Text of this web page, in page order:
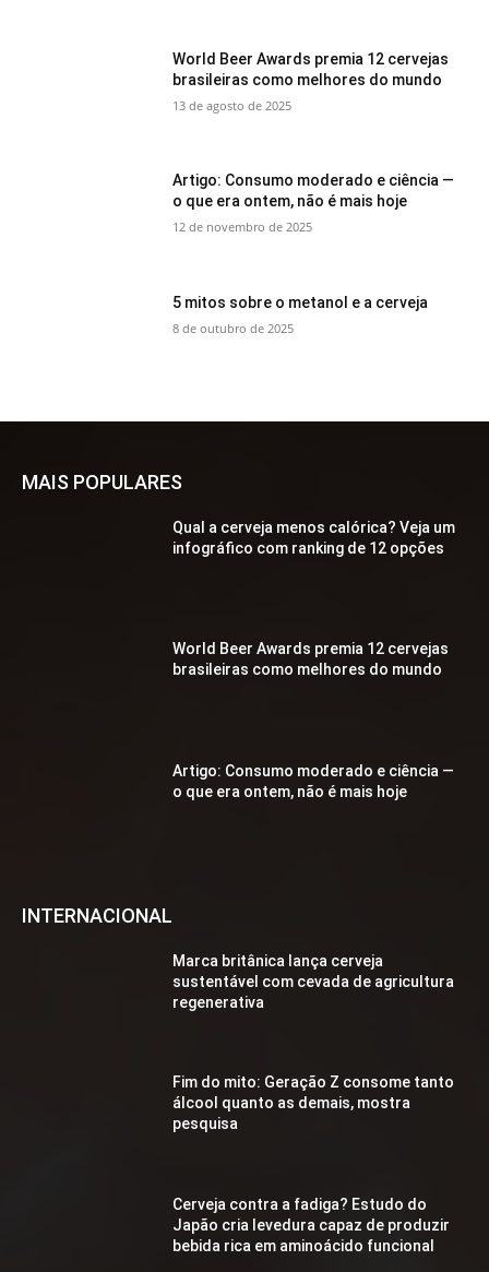
World Beer Awards premia 12 cervejas
brasileiras como melhores do mundo
13 de agosto de 2025
Artigo: Consumo moderado e ciência —
o que era ontem, não é mais hoje
12 de novembro de 2025
5 mitos sobre o metanol e a cerveja
8 de outubro de 2025
MAIS POPULARES
Qual a cerveja menos calórica? Veja um
infográfico com ranking de 12 opções
World Beer Awards premia 12 cervejas
brasileiras como melhores do mundo
Artigo: Consumo moderado e ciência —
o que era ontem, não é mais hoje
INTERNACIONAL
Marca britânica lança cerveja
sustentável com cevada de agricultura
regenerativa
Fim do mito: Geração Z consome tanto
álcool quanto as demais, mostra
pesquisa
Cerveja contra a fadiga? Estudo do
Japão cria levedura capaz de produzir
bebida rica em aminoácido funcional